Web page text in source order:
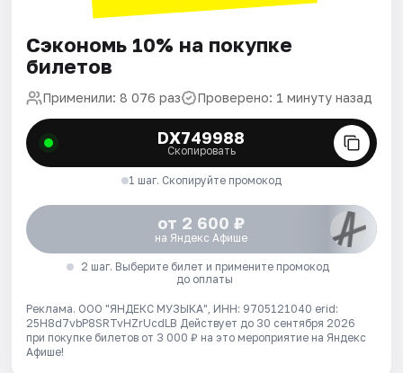
Сэкономь 10% на покупке
билетов
Применили: 8 076 раз Проверено: 1 минуту назад
DX749988
Скопировать
1 шаг. Скопируйте промокод
от 2 600 ₽
на Яндекс Афише
2 шаг. Выберите билет и примените промокод
до оплаты
Реклама. ООО "ЯНДЕКС МУЗЫКА", ИНН: 9705121040 erid:
25H8d7vbP8SRTvHZrUcdLB Действует до 30 сентября 2026
при покупке билетов от 3 000 ₽ на это мероприятие на Яндекс
Афише!